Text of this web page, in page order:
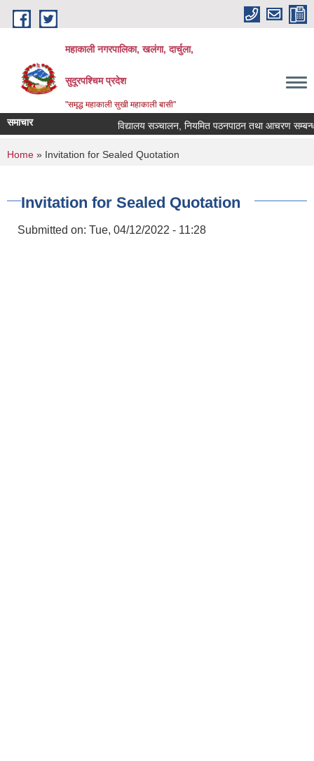
Skip to main content
महाकाली नगरपालिका, खलंगा, दार्चुला,
सुदूरपश्चिम प्रदेश
"समृद्ध महाकाली सुखी महाकाली बासी"
समाचार विद्यालय सञ्चालन, नियमित पठनपाठन तथा आचरण सम्बन्धमा
You are here
Home » Invitation for Sealed Quotation
Invitation for Sealed Quotation
Submitted on: Tue, 04/12/2022 - 11:28